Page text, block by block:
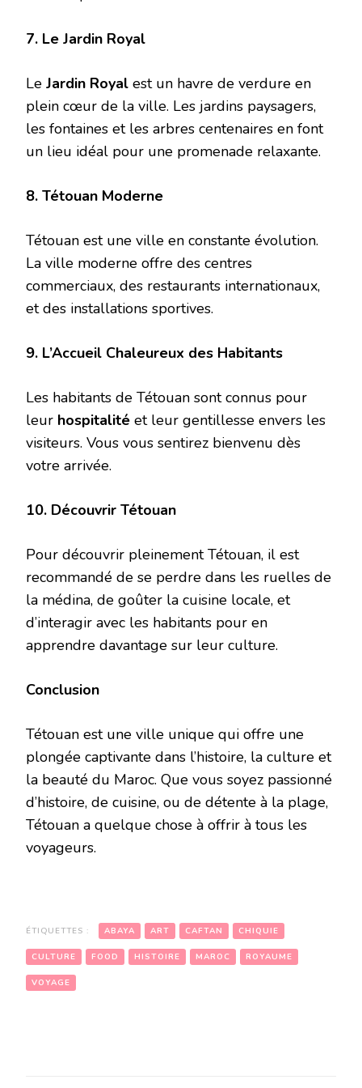
7. Le Jardin Royal
Le Jardin Royal est un havre de verdure en
plein cœur de la ville. Les jardins paysagers,
les fontaines et les arbres centenaires en font
un lieu idéal pour une promenade relaxante.
8. Tétouan Moderne
Tétouan est une ville en constante évolution.
La ville moderne offre des centres
commerciaux, des restaurants internationaux,
et des installations sportives.
9. L’Accueil Chaleureux des Habitants
Les habitants de Tétouan sont connus pour
leur hospitalité et leur gentillesse envers les
visiteurs. Vous vous sentirez bienvenu dès
votre arrivée.
10. Découvrir Tétouan
Pour découvrir pleinement Tétouan, il est
recommandé de se perdre dans les ruelles de
la médina, de goûter la cuisine locale, et
d’interagir avec les habitants pour en
apprendre davantage sur leur culture.
Conclusion
Tétouan est une ville unique qui offre une
plongée captivante dans l’histoire, la culture et
la beauté du Maroc. Que vous soyez passionné
d’histoire, de cuisine, ou de détente à la plage,
Tétouan a quelque chose à offrir à tous les
voyageurs.
ÉTIQUETTES : ABAYA ART CAFTAN CHIQUIE
CULTURE FOOD HISTOIRE MAROC ROYAUME
VOYAGE